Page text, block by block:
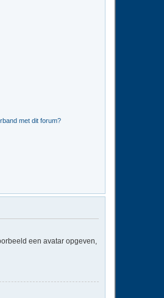
met dit forum?
een avatar opgeven,